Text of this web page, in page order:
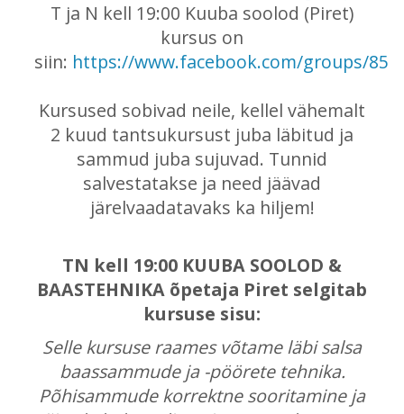
T ja N kell 19:00 Kuuba soolod (Piret)
kursus on
siin: https://www.facebook.com/groups/
Kursused sobivad neile, kellel vähemalt
2 kuud tantsukursust juba läbitud ja
sammud juba sujuvad. Tunnid
salvestatakse ja need jäävad
järelvaadatavaks ka hiljem!
TN kell 19:00 KUUBA SOOLOD &
BAASTEHNIKA õpetaja Piret selgitab
kursuse sisu:
Selle kursuse raames võtame läbi salsa
baassammude ja -pöörete tehnika.
Põhisammude korrektne sooritamine ja